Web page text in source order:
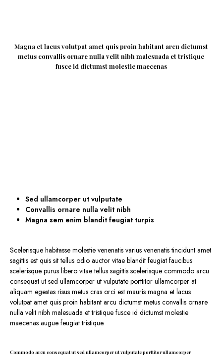
Magna et lacus volutpat amet quis proin habitant arcu dictumst
metus convallis ornare nulla velit nibh malesuada et tristique
fusce id dictumst molestie maecenas
Sed ullamcorper ut vulputate
Convallis ornare nulla velit nibh
Magna sem enim blandit feugiat turpis
Scelerisque habitasse molestie venenatis varius venenatis tincidunt amet
sagittis est quis sit tellus odio auctor vitae blandit feugiat faucibus
scelerisque purus libero vitae tellus sagittis scelerisque commodo arcu
consequat ut sed ullamcorper ut vulputate porttitor ullamcorper at
aliquam egestas risus metus cras orci est mauris magna et lacus
volutpat amet quis proin habitant arcu dictumst metus convallis ornare
nulla velit nibh malesuada et tristique fusce id dictumst molestie
maecenas augue feugiat tristique.
Commodo arcu consequat ut sed ullamcorper ut vulputate porttitor ullamcorper